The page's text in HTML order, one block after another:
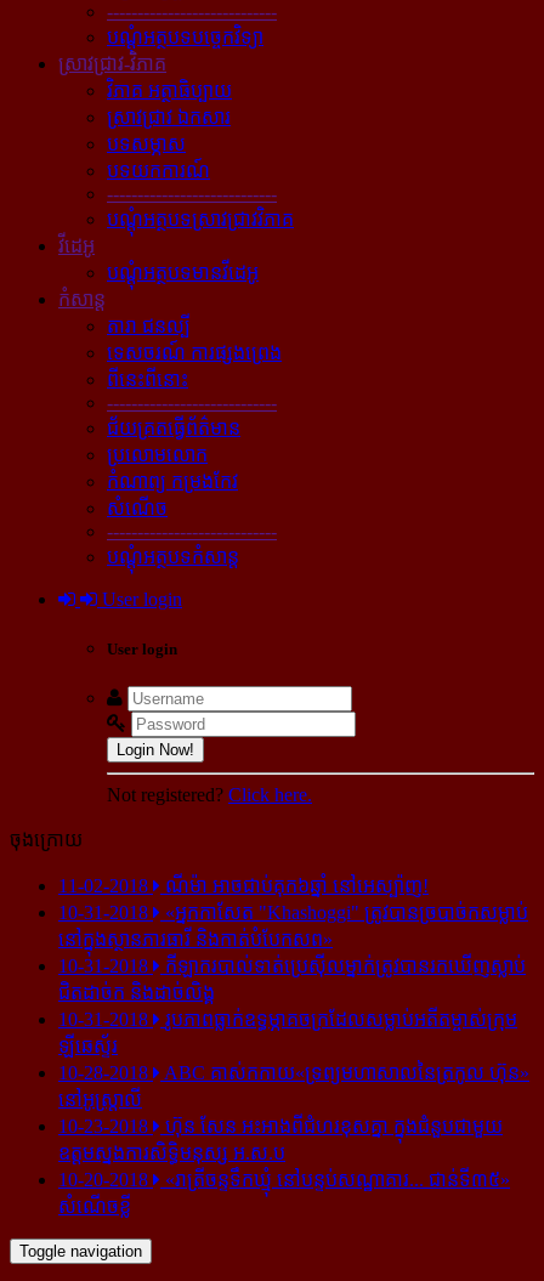
----------------------------
បណ្ដុំអត្ថបទបច្ចេកវិទ្យា
ស្រាវជ្រាវ-វិភាគ
វិភាគ អត្ថាធិប្បាយ
ស្រាវជ្រាវ ឯកសារ
បទសម្ភាស
បទយកការណ៍
----------------------------
បណ្ដុំអត្ថបទស្រាវជ្រាវវិភាគ
វីដេអូ
បណ្ដុំអត្ថបទមានវីដេអូ
កំសាន្ដ
តារា ជនល្បី
ទេសចរណ៍ ការផ្សងព្រេង
ពីនេះពីនោះ
----------------------------
ជ័យគ្រតធ្វើព័ត៌មាន
ប្រលោមលោក
កំណាព្យ កម្រងកែវ
សំណើច
----------------------------
បណ្ដុំអត្ថបទកំសាន្ដ
User login
User login
Login Now!
Not registered? Click here.
ចុងក្រោយ
11-02-2018
ណីម៉ា អាច​ជាប់​គុក​៦ឆ្នាំ នៅ​អេស្ប៉ាញ!
10-31-2018
«អ្នក​កាសែត "Khashoggi" ត្រូវ​បាន​ច្របាច់ក​សម្លាប់​
នៅ​ក្នុង​ស្ថាន​ភារធារី និង​កាត់​បំបែក​សព»
10-31-2018
កីឡាករ​បាល់ទាត់​ប្រេស៊ីល​ម្នាក់​ត្រូវ​បាន​រក​ឃើញ​ស្លាប់​
ជិត​ដាច់ក និង​ដាច់​លិង្គ
10-31-2018
រូបភាព​ធ្លាក់​ឧទ្ធម្ភាគចក្រ​ដែល​សម្លាប់​អតីត​ម្ចាស់​ក្រុម​
ឡីឆេស្ទ័រ
10-28-2018
ABC គាស់​កកាយ​«ទ្រព្យមហាសាល​នៃ​ត្រកូល ហ៊ុន»​
នៅ​អូស្ត្រាលី
10-23-2018
ហ៊ុន សែន អះអាង​ពី​ជំហរ​ខុស​គ្នា ក្នុង​ជំនួប​ជាមួយ​
ឧត្តម​ស្នងការ​សិទ្ធិ​មនុស្ស អ.ស.ប
10-20-2018
«រាត្រីចន្ទទឹកឃ្មុំ នៅបន្ទប់សណ្ឋាគារ... ជាន់ទី៣៥»
សំណើចខ្លី
Toggle navigation